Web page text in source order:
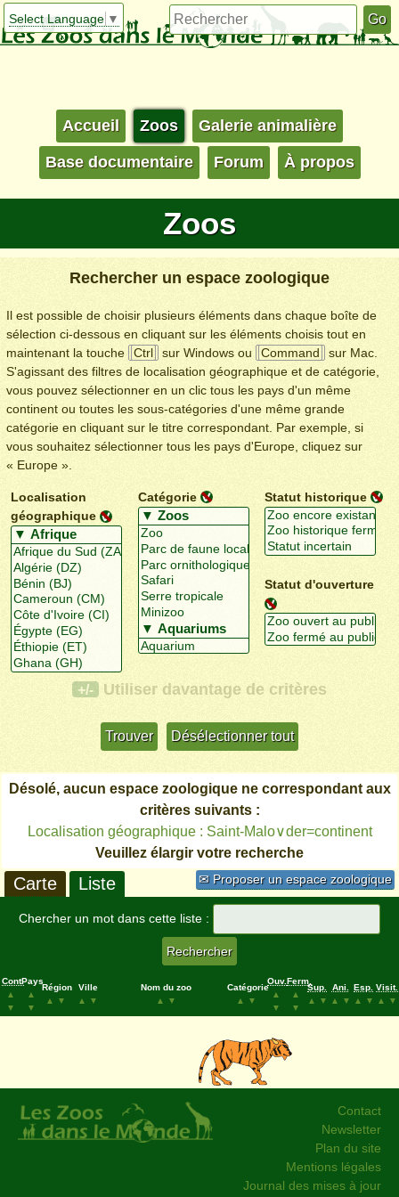
Select Language ▼
Accueil Zoos Galerie animalière
Base documentaire Forum À propos
Zoos
Rechercher un espace zoologique
Il est possible de choisir plusieurs éléments dans chaque boîte de
sélection ci-dessous en cliquant sur les éléments choisis tout en
maintenant la touche
Ctrl sur Windows ou Command
sur Mac.
S'agissant des filtres de localisation géographique et de catégorie,
vous pouvez sélectionner en un clic tous les pays d'un même
continent ou toutes les sous-catégories d'une même grande
catégorie en cliquant sur le titre correspondant. Par exemple, si
vous souhaitez sélectionner tous les pays d'Europe, cliquez sur
« Europe ».
Localisation
géographique
Catégorie Statut historique
Statut d'ouverture
+/- Utiliser davantage de critères
Désolé, aucun espace zoologique ne correspondant aux
critères suivants :
Localisation géographique : Saint-Malo∨der=continent
Veuillez élargir votre recherche
✉ Proposer un espace zoologique
Carte Liste
Chercher un mot dans cette liste :
Cont.
▲
▼
Pays
▲
▼
Région
▲
▼
Ville
▲
▼
Nom du zoo
▲
▼
Catégorie
▲
▼
Ouv.
▲
▼
Ferm.
▲
▼
Sup.
▲
▼
Ani.
▲
▼
Esp.
▲
▼
Visit.
▲
▼
Contact
Newsletter
Plan du site
Mentions légales
Journal des mises à jour